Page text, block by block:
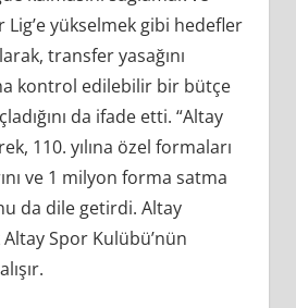
Lig’e yükselmek gibi hedefler
transfer yasağını
kontrol edilebilir bir bütçe
da ifade etti. “Altay
110. yılına özel formaları
ve 1 milyon forma satma
da dile getirdi. Altay
Spor Kulübü’nün